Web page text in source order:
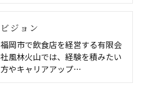
ビジョン
福岡市で飲食店を経営する有限会
社風林火山では、経験を積みたい
方やキャリアアップ…